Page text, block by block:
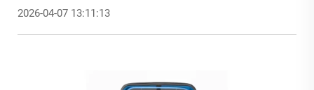
2026-04-07 13:11:13